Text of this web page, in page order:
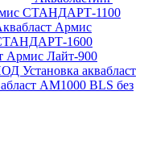
СТАНДАРТ-1100
Армис
1600
Армис Лайт-900
Установка аквабласт
AM1000 BLS без